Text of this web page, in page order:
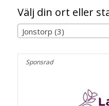
Välj din ort eller
Jonstorp (3)
Sponsrad